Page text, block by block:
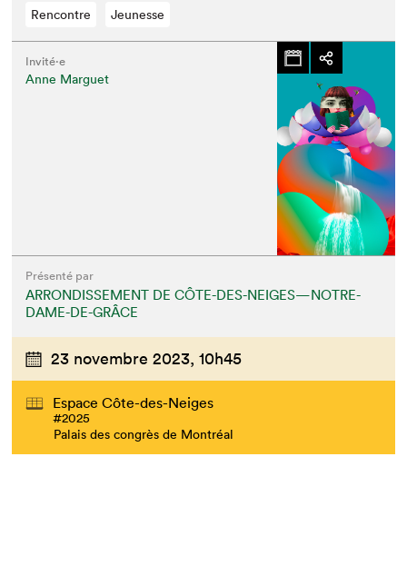
Rencontre Jeunesse
Invité⋅e
Anne Marguet
Présenté par
ARRONDISSEMENT DE CÔTE-DES-NEIGES—NOTRE-
DAME-DE-GRÂCE
23 novembre 2023, 10h45
Espace Côte-des-Neiges
#2025
Palais des congrès de Montréal